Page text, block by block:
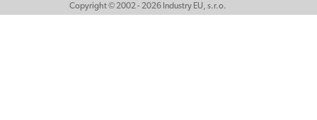
Copyright © 2002 - 2026 Industry EU, s.r.o.